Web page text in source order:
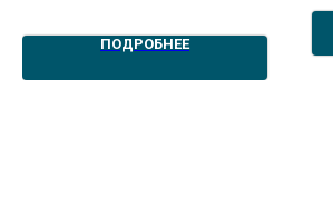
ПОДРОБНЕЕ